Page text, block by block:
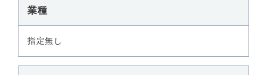
業種
指定無し